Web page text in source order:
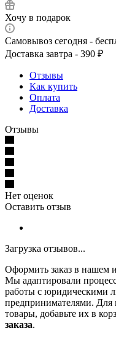
Хочу в подарок
Самовывоз сегодня -
Доставка завтра - 390 ₽
Отзывы
Как купить
Оплата
Доставка
Отзывы
Нет оценок
Оставить отзыв
Загрузка отзывов...
Оформить заказ в нашем
Мы адаптировали
работы с юридическими
предпринимателями. Для
товары, добавьте их в
заказа.